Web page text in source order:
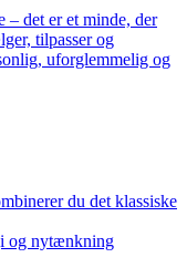
– det er et minde, der
tilpasser og
uforglemmelig og
du det klassiske
og nytænkning